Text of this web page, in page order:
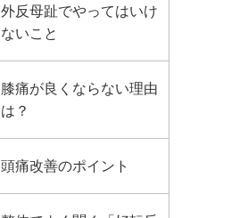
外反母趾でやってはいけ
ないこと
膝痛が良くならない理由
は？
頭痛改善のポイント